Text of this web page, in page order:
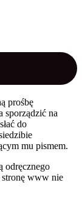
prośbę
sporządzić na
do
mu pismem.
odręcznego
stronę www nie